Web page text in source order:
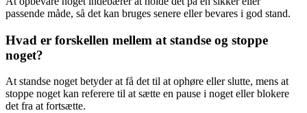
passende måde, så det kan bruges senere eller bevares i god stand.
Hvad er forskellen mellem at standse og stoppe
noget?
At standse noget betyder at få det til at ophøre eller slutte, mens at
stoppe noget kan referere til at sætte en pause i noget eller blokere
det fra at fortsætte.